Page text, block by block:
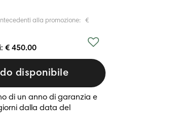
alla promozione: €
€ 450.00
disponibile
di un anno di garanzia e
dalla data del